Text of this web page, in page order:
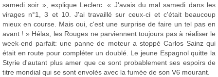
samedi soir », explique Leclerc. « J'avais du mal samedi dans les
virages n°1, 3 et 10. J'ai travaillé sur ceux-ci et c'était beaucoup
mieux en course. Mais oui, c'est une surprise de faire un tel pas en
avant ! » Hélas, les Rouges ne parviennent toujours pas à réaliser le
week-end parfait: une panne de moteur a stoppé Carlos Sainz qui
était en route pour compléter un doublé. Le jeune Espagnol quitte la
Styrie d'autant plus amer que ce sont probablement ses espoirs de
titre mondial qui se sont envolés avec la fumée de son V6 mourant.